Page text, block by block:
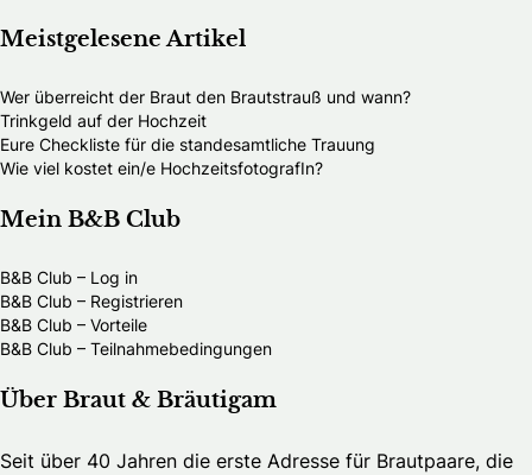
Meistgelesene Artikel
Wer überreicht der Braut den Brautstrauß und wann?
Trinkgeld auf der Hochzeit
Eure Checkliste für die standesamtliche Trauung
Wie viel kostet ein/e HochzeitsfotografIn?
Mein B&B Club
B&B Club – Log in
B&B Club – Registrieren
B&B Club – Vorteile
B&B Club – Teilnahmebedingungen
Über Braut & Bräutigam
Seit über 40 Jahren die erste Adresse für Brautpaare, die